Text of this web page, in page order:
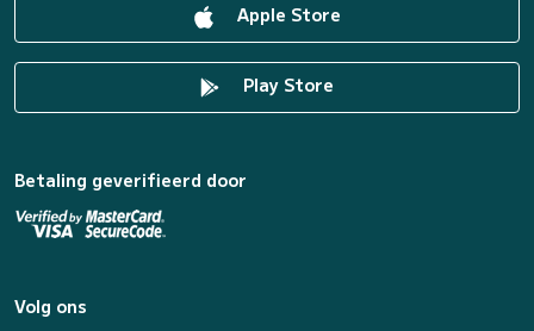
Apple Store
Play Store
Betaling geverifieerd door
Volg ons